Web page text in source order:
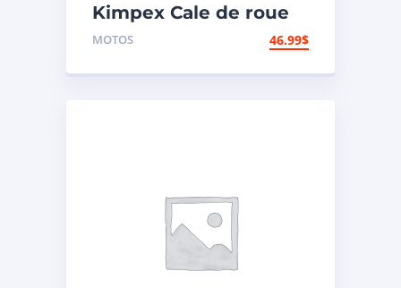
Kimpex Cale de roue
hors-route de
MOTOS 46.99$